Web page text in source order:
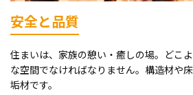
安全と品質
住まいは、家族の憩い・癒しの場。どこ
な空間でなければなりません。構造材や
垢材です。